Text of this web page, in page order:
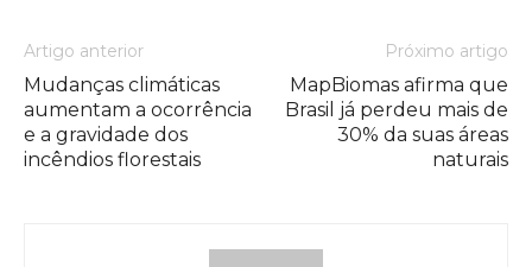
Artigo anterior
Mudanças climáticas
aumentam a ocorrência
e a gravidade dos
incêndios florestais
Próximo artigo
MapBiomas afirma que
Brasil já perdeu mais de
30% da suas áreas
naturais